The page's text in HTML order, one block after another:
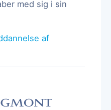
med sig i sin
af